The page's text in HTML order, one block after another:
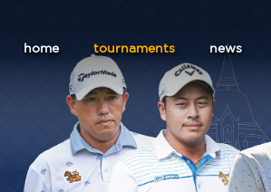
home tournaments news